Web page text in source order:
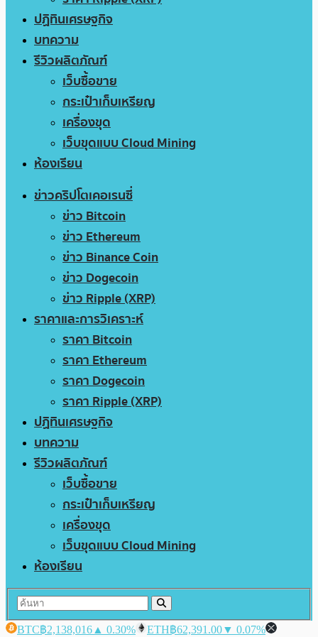
ปฏิทินเศรษฐกิจ
บทความ
รีวิวผลิตภัณฑ์
เว็บซื้อขาย
กระเป๋าเก็บเหรียญ
เครื่องขุด
เว็บขุดแบบ Cloud Mining
ห้องเรียน
ข่าวคริปโตเคอเรนซี่
ข่าว Bitcoin
ข่าว Ethereum
ข่าว Binance Coin
ข่าว Dogecoin
ข่าว Ripple (XRP)
ราคาและการวิเคราะห์
ราคา Bitcoin
ราคา Ethereum
ราคา Dogecoin
ราคา Ripple (XRP)
ปฏิทินเศรษฐกิจ
บทความ
รีวิวผลิตภัณฑ์
เว็บซื้อขาย
กระเป๋าเก็บเหรียญ
เครื่องขุด
เว็บขุดแบบ Cloud Mining
ห้องเรียน
BTC฿2,138,016 ▲ 0.30% ETH฿62,391.00▼ 0.07%